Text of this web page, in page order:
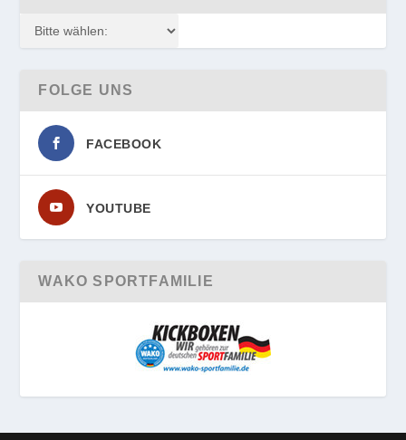
FOLGE UNS
FACEBOOK
YOUTUBE
WAKO SPORTFAMILIE